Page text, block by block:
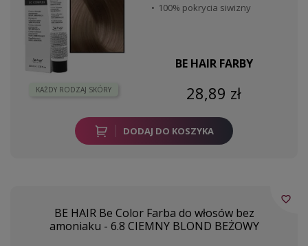
KAŻDY RODZAJ SKÓRY
100% pokrycia siwizny
BE HAIR FARBY
28,89 zł
DODAJ DO KOSZYKA
BE HAIR Be Color Farba do włosów bez
amoniaku - 6.8 CIEMNY BLOND BEŻOWY
favorite_border